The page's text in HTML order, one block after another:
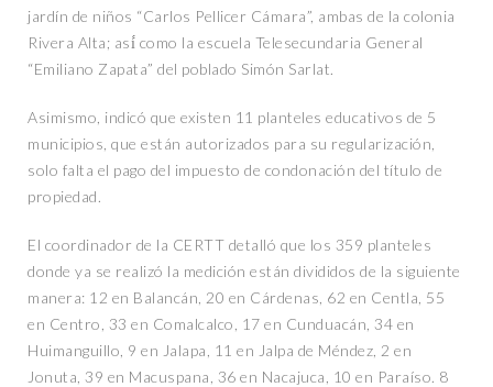
jardín de niños “Carlos Pellicer Cámara”, ambas de la colonia
Rivera Alta; así́ como la escuela Telesecundaria General
“Emiliano Zapata” del poblado Simón Sarlat.
Asimismo, indicó que existen 11 planteles educativos de 5
municipios, que están autorizados para su regularización,
solo falta el pago del impuesto de condonación del título de
propiedad.
El coordinador de la CERTT detalló que los 359 planteles
donde ya se realizó la medición están divididos de la siguiente
manera: 12 en Balancán, 20 en Cárdenas, 62 en Centla, 55
en Centro, 33 en Comalcalco, 17 en Cunduacán, 34 en
Huimanguillo, 9 en Jalapa, 11 en Jalpa de Méndez, 2 en
Jonuta, 39 en Macuspana, 36 en Nacajuca, 10 en Paraíso. 8